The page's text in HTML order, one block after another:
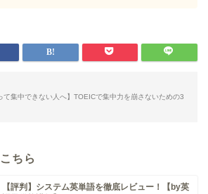
て集中できない人へ】TOEICで集中力を崩さないための3
ちら
【評判】システム英単語を徹底レビュー！【by英